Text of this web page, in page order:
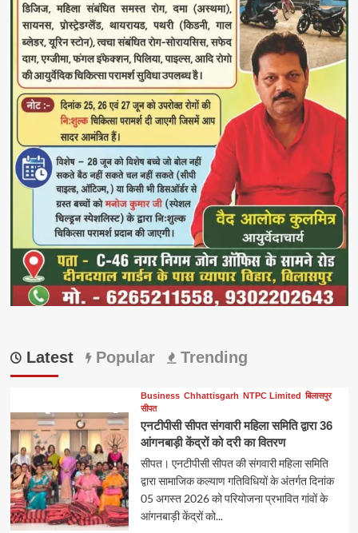
Latest Popular Trending
Business Chhattisgarh NTPC Limited बिलासपुर
सीपत
एनटीपीसी सीपत संगवारी महिला समिति द्वारा 36
आंगनबाड़ी केंद्रों को दरी का वितरण
सीपत। एनटीपीसी सीपत की संगवारी महिला समिति
द्वारा सामाजिक कल्याण गतिविधियों के अंतर्गत दिनांक
05 अगस्त 2026 को परियोजना प्रभावित गांवों के
आंगनबाड़ी केंद्रों को...